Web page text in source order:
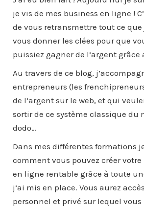
je vis de mes business en ligne !
de vous retransmettre tout ce que
vous donner les clées pour que
puissiez gagner de l’argent grâce
Au travers de ce blog,
entrepreneurs (les
de l’argent sur le web, et qui
sortir de ce système classique du
dodo…
Dans mes différentes formations
comment vous pouvez créer votre
en ligne rentable grâce à toute
j’ai mis en place. Vous aurez
personnel et privé sur lequel vous